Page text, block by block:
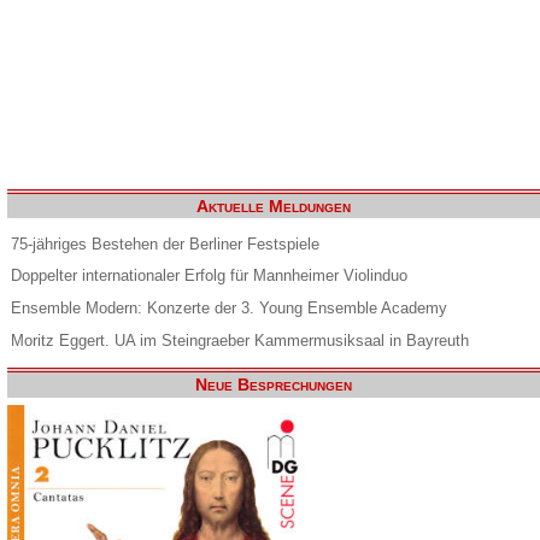
Aktuelle Meldungen
75-jähriges Bestehen der Berliner Festspiele
Doppelter internationaler Erfolg für Mannheimer Violinduo
Ensemble Modern: Konzerte der 3. Young Ensemble Academy
Moritz Eggert. UA im Steingraeber Kammermusiksaal in Bayreuth
Neue Besprechungen